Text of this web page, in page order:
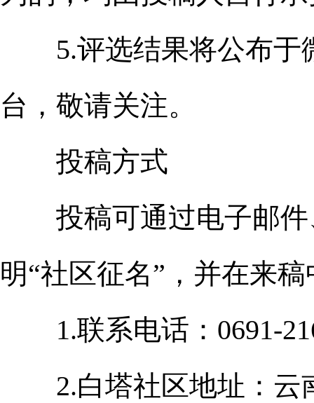
5.评选结果将公布于
台，敬请关注。
投稿方式
投稿可通过电子邮件
明“社区征名”，并在来
1.联系电话：0691-
2.白塔社区地址：云